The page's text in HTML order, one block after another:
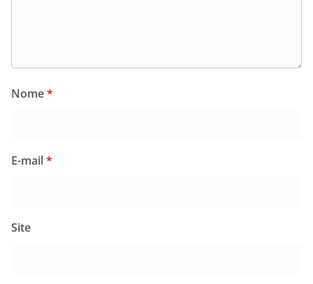
Nome*
E-mail*
Site